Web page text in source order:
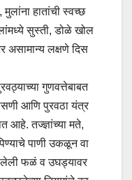
हातांची स्वच्छ
सुस्ती, डोळे खोल
असामान्य लक्षणे दिस
गुणवत्तेबाबत
आणि पुरवठा यंत्र
आहे. तज्ज्ञांच्या मते,
पाणी उकळून वा
फळं व उघड्यावर